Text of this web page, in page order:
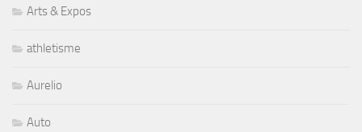
Arts & Expos
athletisme
Aurelio
Auto